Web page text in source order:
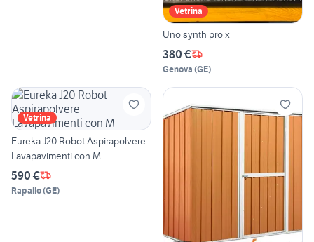
Vetrina
Uno synth pro x
380 €
Genova (GE)
Vetrina
Eureka J20 Robot Aspirapolvere
Lavapavimenti con M
590 €
Rapallo(GE)